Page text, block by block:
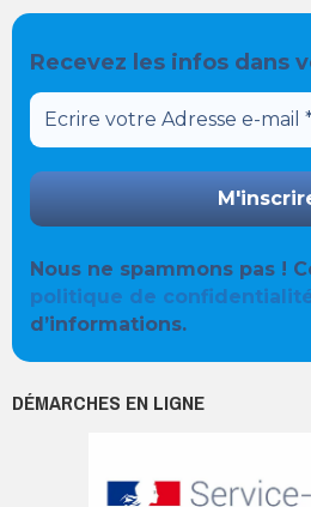
Recevez les infos dans
Nous ne spammons pas !
politique de
d’informations.
DÉMARCHES EN LIGNE